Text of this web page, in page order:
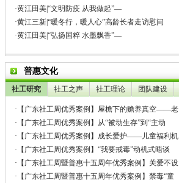
·黄江田美|“文明防疫 从我做起”—
·黄江三新|“暖冬行，暖人心”高龄长者走访慰问
·黄江田美|“弘扬国粹 水墨飘香”—
普惠文化
社工研究 社工之声 社工理论 团队建设
· 【广东社工周优秀案例】屋檐下的赡养真空——老
· 【广东社工周优秀案例】从“被动生存”到“主动
· 【广东社工周优秀案例】成长爱护——儿童福利机
· 【广东社工周优秀案例】“我要戒毒”动机式晤谈
· 【广东社工周暨普惠十五周年优秀案例】关爱不设
· 【广东社工周暨普惠十五周年优秀案例】禁毒“童